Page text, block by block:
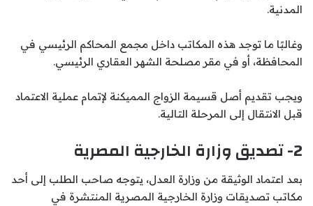
المدنية.
وغالبًا ما توجد هذه المكاتب داخل مجمع المحاكم الرئيسي في
المحافظة، أو في مقر مصلحة الشهر العقاري الرئيسي.
ويجب تقديم أصل قسيمة الزواج المميكنة لإتمام عملية الاعتماد
قبل الانتقال إلى المرحلة التالية.
2- تصديق وزارة الخارجية المصرية
بعد اعتماد الوثيقة من وزارة العدل، يتوجه صاحب الطلب إلى أحد
مكاتب تصديقات وزارة الخارجية المصرية المنتشرة في